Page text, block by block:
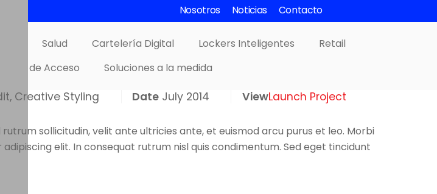
Nosotros Noticias Contacto
Salud Cartelería Digital Lockers Inteligentes
Retail
de Acceso
Soluciones a la medida
Creative Styling Date July 2014 ViewLaunch Project
sollicitudin, velit ante ultricies ante, et euismod arcu purus et leo. Morbi
elit. In consequat rutrum nisl quis condimentum. Sed eget tincidunt